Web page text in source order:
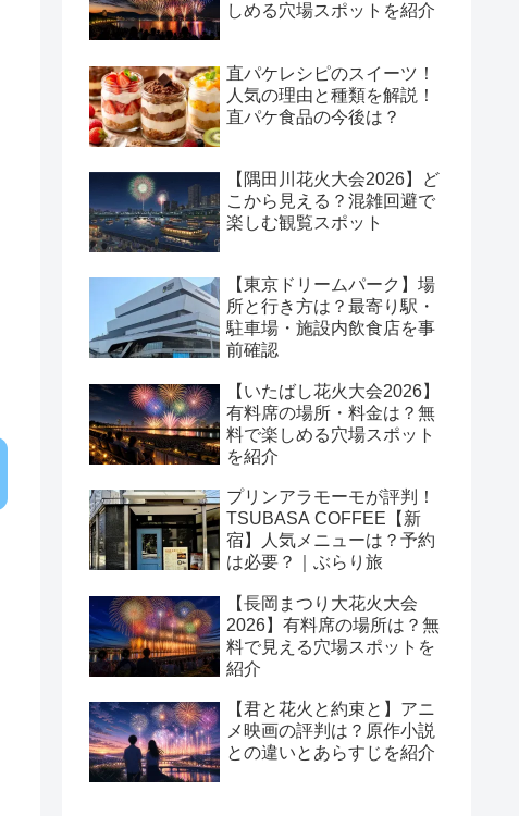
しめる穴場スポットを紹介
直パケレシピのスイーツ！
人気の理由と種類を解説！
直パケ食品の今後は？
【隅田川花火大会2026】ど
こから見える？混雑回避で
楽しむ観覧スポット
【東京ドリームパーク】場
所と行き方は？最寄り駅・
駐車場・施設内飲食店を事
前確認
【いたばし花火大会2026】
有料席の場所・料金は？無
料で楽しめる穴場スポット
を紹介
プリンアラモーモが評判！
TSUBASA COFFEE【新
宿】人気メニューは？予約
は必要？｜ぶらり旅
【長岡まつり大花火大会
2026】有料席の場所は？無
料で見える穴場スポットを
紹介
【君と花火と約束と】アニ
メ映画の評判は？原作小説
との違いとあらすじを紹介